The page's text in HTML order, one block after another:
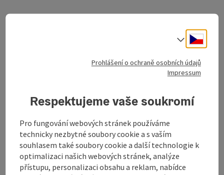
.
Příjezd
Ceny
Způsobilost
Cesky
Volba
Prohlášení o ochraně osobních údajů
Impressum
Respektujeme vaše soukromí
Pro fungování webových stránek používáme
technicky nezbytné soubory cookie a s vaším
souhlasem také soubory cookie a další technologie k
optimalizaci našich webových stránek, analýze
přístupu, personalizaci obsahu a reklam, nabídce